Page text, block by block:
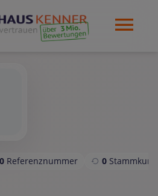
0 Referenznummer 0